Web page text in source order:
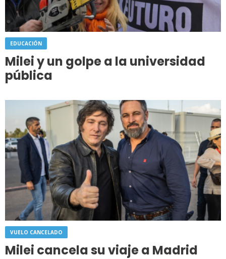
EDUCACIÓN
Milei y un golpe a la universidad
pública
VUELO CANCELADO
Milei cancela su viaje a Madrid